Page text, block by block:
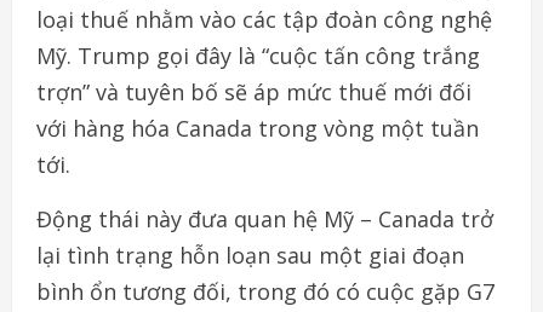
loại thuế nhằm vào các tập đoàn công nghệ
Mỹ. Trump gọi đây là “cuộc tấn công trắng
trợn” và tuyên bố sẽ áp mức thuế mới đối
với hàng hóa Canada trong vòng một tuần
tới.
Động thái này đưa quan hệ Mỹ – Canada trở
lại tình trạng hỗn loạn sau một giai đoạn
bình ổn tương đối, trong đó có cuộc gặp G7